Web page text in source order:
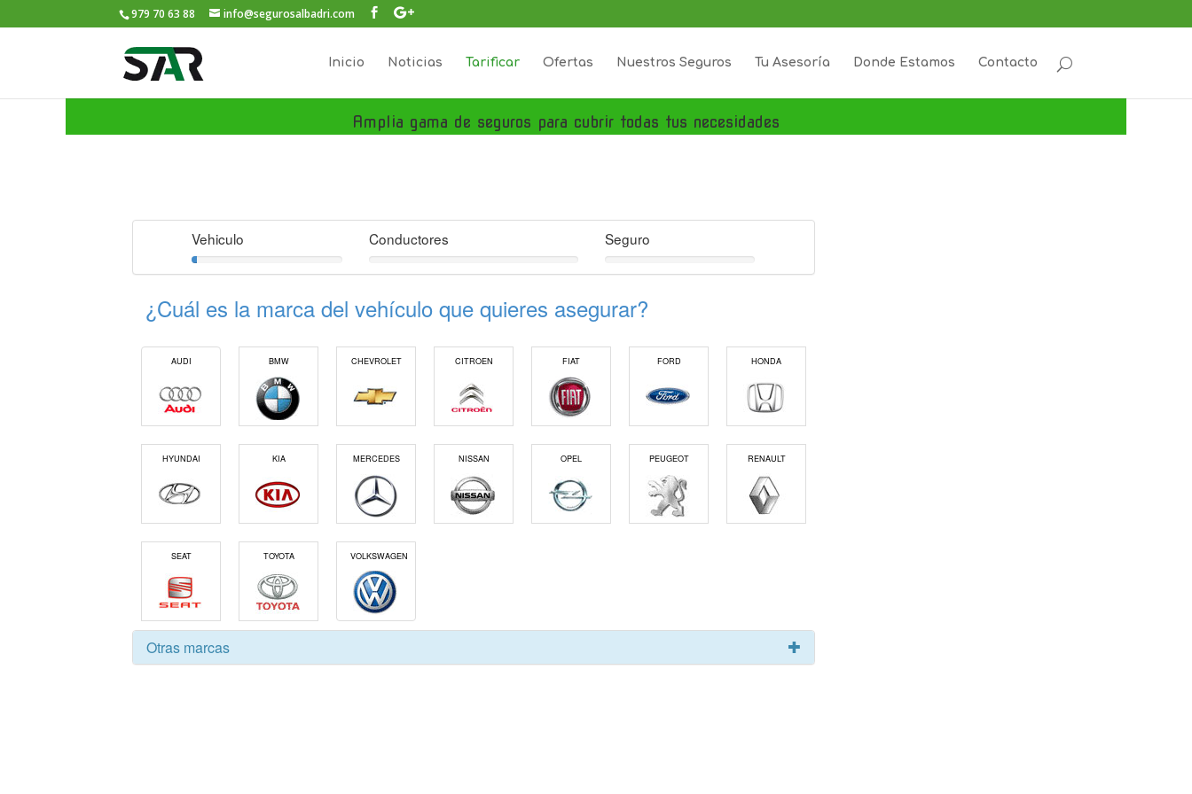
979 70 63 88 info@segurosalbadri.com
Inicio Noticias Tarificar Ofertas Nuestros Seguros Tu Asesoría Donde Estamos Contacto
Amplia gama de seguros para cubrir todas tus necesidades